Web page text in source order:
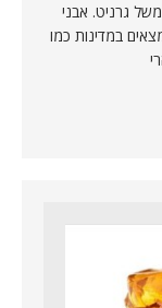
גרניט. אבני
במדינות כמו